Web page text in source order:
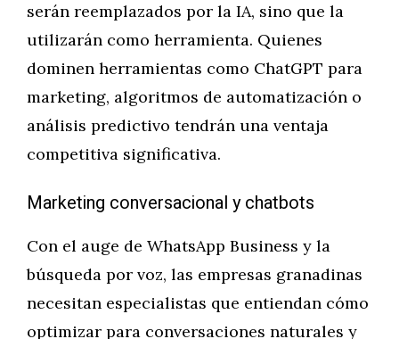
serán reemplazados por la IA, sino que la
utilizarán como herramienta. Quienes
dominen herramientas como ChatGPT para
marketing, algoritmos de automatización o
análisis predictivo tendrán una ventaja
competitiva significativa.
Marketing conversacional y chatbots
Con el auge de WhatsApp Business y la
búsqueda por voz, las empresas granadinas
necesitan especialistas que entiendan cómo
optimizar para conversaciones naturales y